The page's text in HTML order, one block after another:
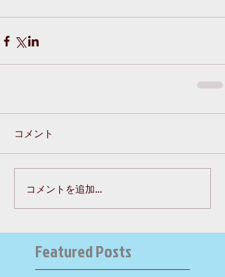
コメント
コメントを追加…
Featured Posts